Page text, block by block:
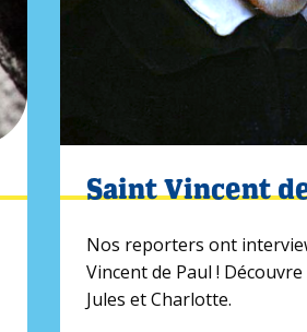
Saint Vincent
Nos reporters ont
Vincent de Paul !
Jules et Charlotte.